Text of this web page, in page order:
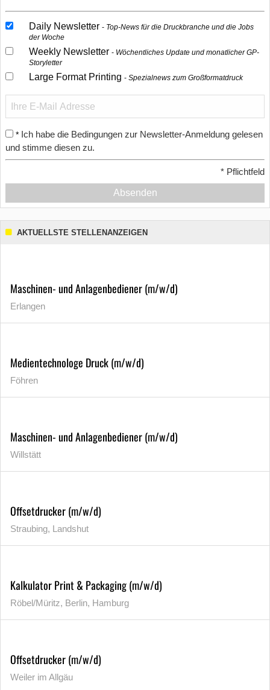
Daily Newsletter
Top-News für die Druckbranche und die Jobs
der Woche
Weekly Newsletter
Wöchentliches Update und monatlicher GP-
Storyletter
Large Format Printing Spezialnews zum Großformatdruck
* Ich habe die Bedingungen zur Newsletter-Anmeldung gelesen
und stimme diesen zu.
* Pflichtfeld
Absenden
AKTUELLSTE STELLENANZEIGEN
Maschinen- und Anlagenbediener (m/w/d)
Erlangen
Medientechnologe Druck (m/w/d)
Föhren
Maschinen- und Anlagenbediener (m/w/d)
Willstätt
Offsetdrucker (m/w/d)
Straubing, Landshut
Kalkulator Print & Packaging (m/w/d)
Röbel/Müritz, Berlin, Hamburg
Offsetdrucker (m/w/d)
Weiler im Allgäu